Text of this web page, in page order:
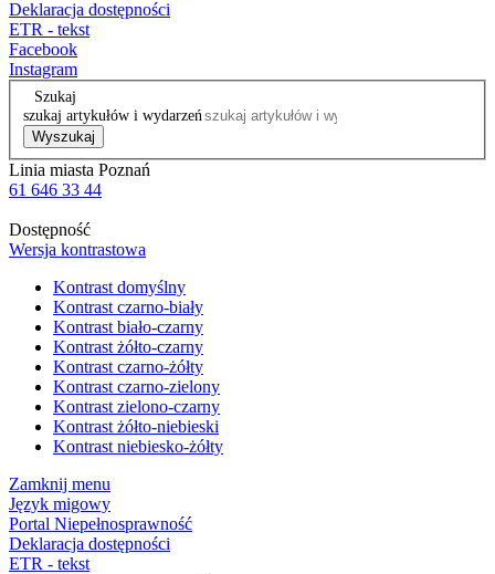
Deklaracja dostępności
ETR - tekst
Facebook
Instagram
Szukaj
szukaj artykułów i wydarzeń
Wyszukaj
Linia miasta Poznań
61 646 33 44
Dostępność
Wersja kontrastowa
Kontrast domyślny
Kontrast czarno-biały
Kontrast biało-czarny
Kontrast żółto-czarny
Kontrast czarno-żółty
Kontrast czarno-zielony
Kontrast zielono-czarny
Kontrast żółto-niebieski
Kontrast niebiesko-żółty
Zamknij menu
Język migowy
Portal Niepełnosprawność
Deklaracja dostępności
ETR - tekst